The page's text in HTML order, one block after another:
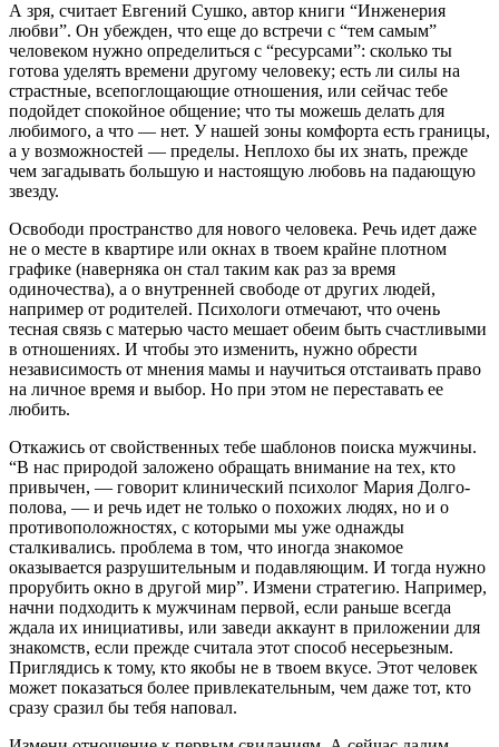
А зря, считает Евгений Сушко, автор книги “Ин­женерия
любви”. Он убе­жден, что еще до встречи с “тем самым”
человеком нужно определиться с “ресурсами”: сколько ты
готова уделять време­ни другому человеку; есть ли силы на
страст­ные, всепоглощающие отношения, или сейчас тебе
подойдет спокой­ное общение; что ты мо­жешь делать для
люби­мого, а что — нет. У нашей зоны комфорта есть границы,
а у возможно­стей — пределы. Непло­хо бы их знать, прежде
чем загадывать большую и настоящую любовь на падающую
звезду.
Освободи пространство для нового человека. Речь идет даже
не о мес­те в квартире или окнах в твоем крайне плотном
графике (наверняка он стал таким как раз за время
одиночества), а о внутренней свобо­де от других людей,
например от родителей. Психологи отмечают, что очень
тесная связь с матерью часто мешает обеим быть счастливы­ми
в отношениях. И что­бы это изменить, нужно обрести
независимость от мнения мамы и научиться отстаивать право
на личное время и вы­бор. Но при этом не пе­реставать ее
любить.
Откажись от свойствен­ных тебе шаб­лонов поиска мужчины.
“В нас природой заложе­но обращать внимание на тех, кто
привычен, — говорит клинический психолог Мария Долго­
полова, — и речь идет не только о похожих людях, но и о
противо­положностях, с которы­ми мы уже однажды
сталкивались. проблема в том, что иногда знако­мое
оказывается разру­шительным и подавля­ющим. И тогда нужно
прорубить окно в другой мир”. Измени стратегию. Например,
начни подхо­дить к мужчинам пер­вой, если раньше всегда
ждала их инициативы, или заведи аккаунт в приложении для
зна­комств, если прежде считала этот способ несерьезным.
Пригля­дись к тому, кто якобы не в твоем вкусе. Этот че­ловек
может показаться более привлекательным, чем даже тот, кто
сразу сразил бы тебя наповал.